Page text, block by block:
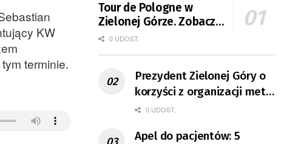
KW
terminie.
Tour de Pologne w
Zielonej Górze. Zobacz
zmiany w organizacji
0 UDOST.
Prezydent Zielonej Góry o
korzyści z organizacji mety
Tour de Pologne
0 UDOST.
Apel do pacjentów: 5